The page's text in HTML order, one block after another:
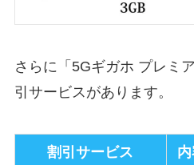
さらに「5Gギガホ プレミ
引サービスがあります。
割引サービス